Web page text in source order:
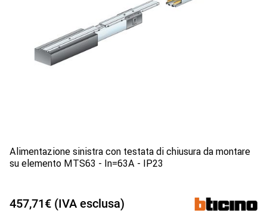
Alimentazione sinistra con testata di chiusura da montare
su elemento MTS63 - In=63A - IP23
457,71€ (IVA esclusa)